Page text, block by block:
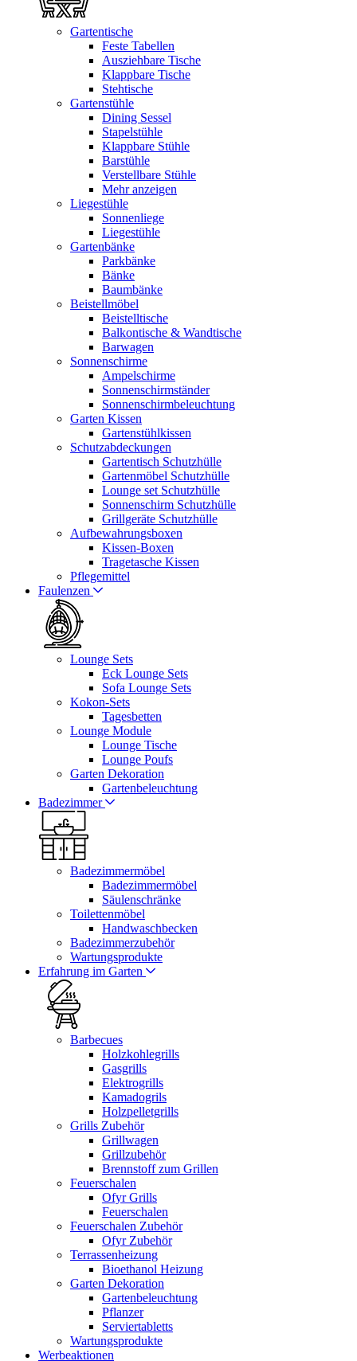
Gartentische
Feste Tabellen
Ausziehbare Tische
Klappbare Tische
Stehtische
Gartenstühle
Dining Sessel
Stapelstühle
Klappbare Stühle
Barstühle
Verstellbare Stühle
Mehr anzeigen
Liegestühle
Sonnenliege
Liegestühle
Gartenbänke
Parkbänke
Bänke
Baumbänke
Beistellmöbel
Beistelltische
Balkontische & Wandtische
Barwagen
Sonnenschirme
Ampelschirme
Sonnenschirmständer
Sonnenschirmbeleuchtung
Garten Kissen
Gartenstühlkissen
Schutzabdeckungen
Gartentisch Schutzhülle
Gartenmöbel Schutzhülle
Lounge set Schutzhülle
Sonnenschirm Schutzhülle
Grillgeräte Schutzhülle
Aufbewahrungsboxen
Kissen-Boxen
Tragetasche Kissen
Pflegemittel
Faulenzen
Lounge Sets
Eck Lounge Sets
Sofa Lounge Sets
Kokon-Sets
Tagesbetten
Lounge Module
Lounge Tische
Lounge Poufs
Garten Dekoration
Gartenbeleuchtung
Badezimmer
Badezimmermöbel
Badezimmermöbel
Säulenschränke
Toilettenmöbel
Handwaschbecken
Badezimmerzubehör
Wartungsprodukte
Erfahrung im Garten
Barbecues
Holzkohlegrills
Gasgrills
Elektrogrills
Kamadogrils
Holzpelletgrills
Grills Zubehör
Grillwagen
Grillzubehör
Brennstoff zum Grillen
Feuerschalen
Ofyr Grills
Feuerschalen
Feuerschalen Zubehör
Ofyr Zubehör
Terrassenheizung
Bioethanol Heizung
Garten Dekoration
Gartenbeleuchtung
Pflanzer
Serviertabletts
Wartungsprodukte
Werbeaktionen